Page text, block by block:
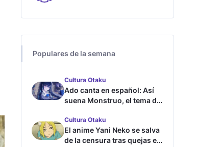
Populares de la semana
Cultura Otaku
Ado canta en español: Así
suena Monstruo, el tema de
Cultura Otaku
El anime Yani Neko se salva
de la censura tras quejas en